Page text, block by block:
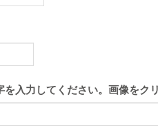
入力してください。画像をク